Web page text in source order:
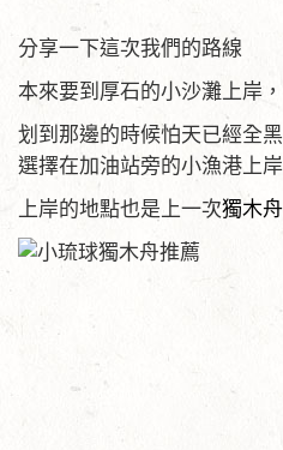
分享一下這次我們的路線
本來要到厚石的小沙灘上岸
划到那邊的時候怕天已經全
選擇在加油站旁的小漁港上
上岸的地點也是上一次獨木舟